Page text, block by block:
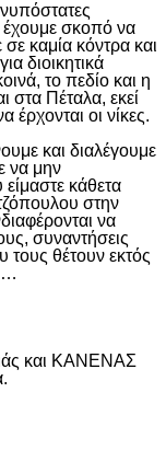
σκοπό να
καμία κόντρα και
διοικητικά
το πεδίο και η
στα Πέταλα, εκεί
οι νίκες.
και διαλέγουμε
να μην
κάθετα
στην
να
συναντήσεις
τους θέτουν εκτός
και ΚΑΝΕΝΑΣ